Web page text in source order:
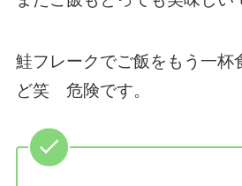
鮭フレークでご飯をもう一杯
ど笑 危険です。